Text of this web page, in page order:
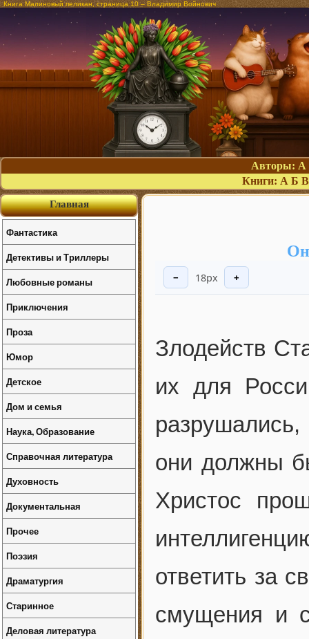
Книга Малиновый пеликан, страница 10 – Владимир Войнович
Авторы: А
Книги: А Б В
− 18px +
Злодейств
их для
они должны
Христос
ответить за
смущения и
Главная
Фантастика
Детективы и Триллеры
Любовные романы
Приключения
Проза
Юмор
Детское
Дом и семья
Наука, Образование
Справочная литература
Духовность
Документальная
Прочее
Поэзия
Драматургия
Старинное
Деловая литература